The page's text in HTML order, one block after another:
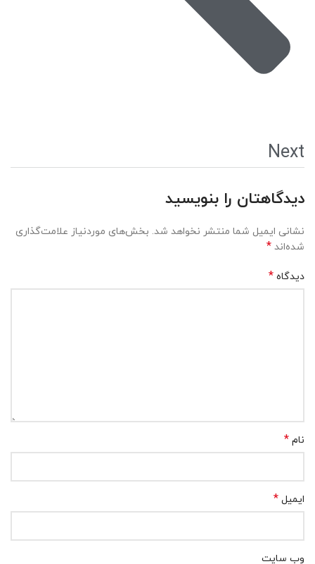
Next
دیدگاهتان را بنویسید
نشانی ایمیل شما منتشر نخواهد شد. بخش‌های موردنیاز علامت‌گذاری
شده‌اند *
دیدگاه *
نام *
ایمیل *
وب‌ سایت